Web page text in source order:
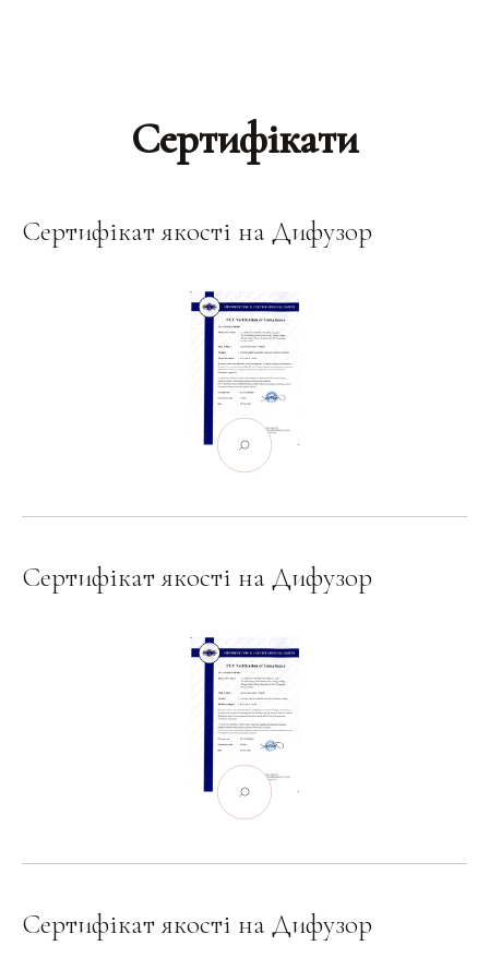
Сертифікати
Сертифікат якості на Дифузор
Сертифікат якості на Дифузор
Сертифікат якості на Дифузор